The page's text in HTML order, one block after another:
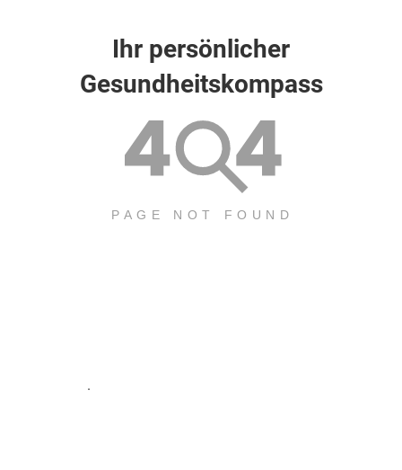
Ihr persönlicher
Gesundheitskompass
.